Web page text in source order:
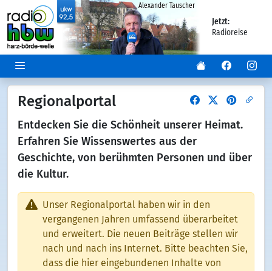
Alexander Tauscher
Jetzt:
Radioreise
Regionalportal
Entdecken Sie die Schönheit unserer Heimat.
Erfahren Sie Wissenswertes aus der
Geschichte, von berühmten Personen und über
die Kultur.
Unser Regionalportal haben wir in den
vergangenen Jahren umfassend überarbeitet
und erweitert. Die neuen Beiträge stellen wir
nach und nach ins Internet. Bitte beachten Sie,
dass die hier eingebundenen Inhalte von